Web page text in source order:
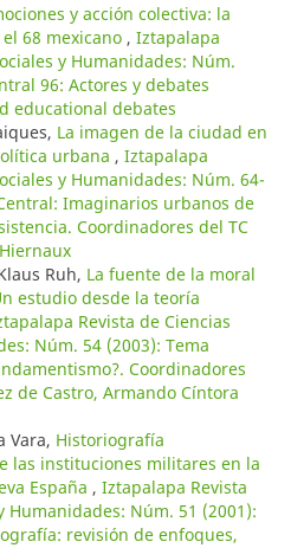
y acción colectiva: la
68 mexicano , Iztapalapa
y Humanidades: Núm.
96: Actores y debates
educational debates
La imagen de la ciudad en
urbana , Iztapalapa
y Humanidades: Núm. 64-
Imaginarios urbanos de
Coordinadores del TC
Ruh, La fuente de la moral
estudio desde la teoría
Revista de Ciencias
Núm. 54 (2003): Tema
Coordinadores
de Castro, Armando Cíntora
Vara, Historiografía
las instituciones militares en la
España , Iztapalapa Revista
Humanidades: Núm. 51 (2001):
revisión de enfoques,